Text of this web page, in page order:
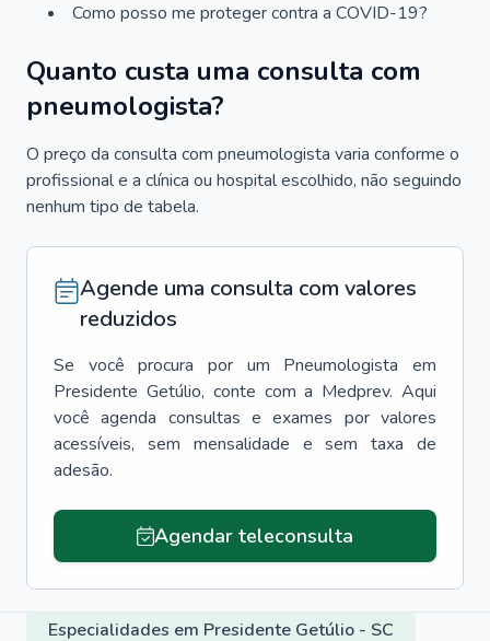
Como posso me proteger contra a COVID-19?
Quanto custa uma consulta com
pneumologista?
O preço da consulta com pneumologista varia conforme o
profissional e a clínica ou hospital escolhido, não seguindo
nenhum tipo de tabela.
Agende uma consulta com valores
reduzidos
Se você procura por um Pneumologista
em
Presidente Getúlio, conte com a Medprev. Aqui
você agenda consultas e exames por valores
acessíveis, sem mensalidade e sem taxa de
adesão.
Agendar teleconsulta
Especialidades em Presidente Getúlio - SC